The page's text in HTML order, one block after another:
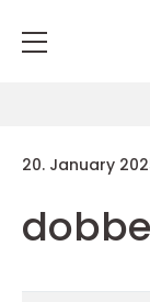
20. January